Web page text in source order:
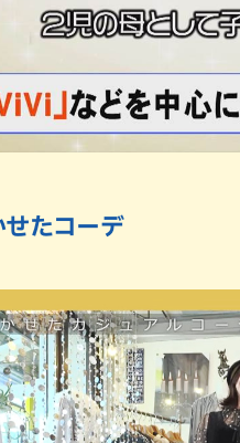
せたコーデ